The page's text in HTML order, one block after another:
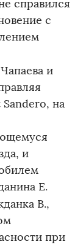
справился
с
и
на
и
Е.
В.,
при